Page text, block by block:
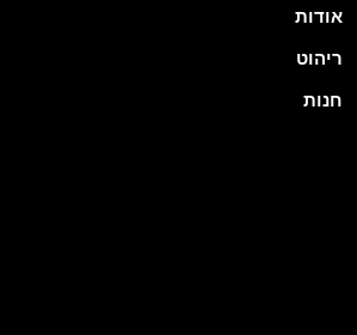
אודות
ריהוט
חנות